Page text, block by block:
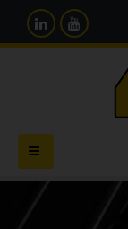
Navegación
Toggle